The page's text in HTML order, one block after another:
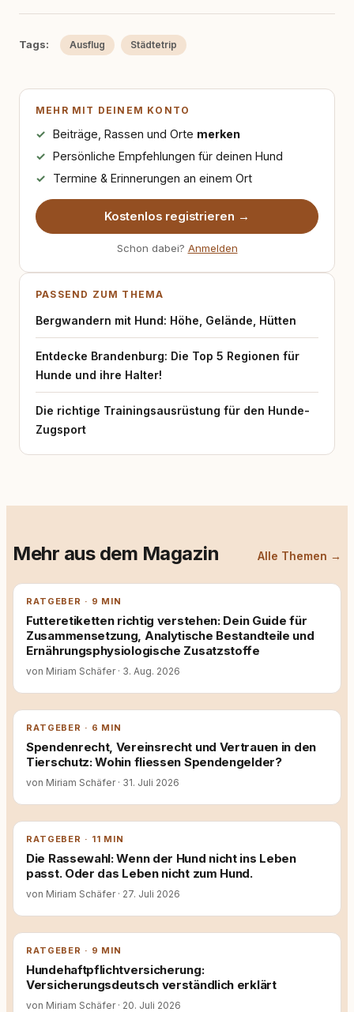
Tags: Ausflug Städtetrip
MEHR MIT DEINEM KONTO
Beiträge, Rassen und Orte merken
Persönliche Empfehlungen für deinen Hund
Termine & Erinnerungen an einem Ort
Kostenlos registrieren →
Schon dabei? Anmelden
PASSEND ZUM THEMA
Bergwandern mit Hund: Höhe, Gelände, Hütten
Entdecke Brandenburg: Die Top 5 Regionen für
Hunde und ihre Halter!
Die richtige Trainingsausrüstung für den Hunde-
Zugsport
Mehr aus dem Magazin Alle Themen →
RATGEBER · 9 MIN
Futteretiketten richtig verstehen: Dein Guide für
Zusammensetzung, Analytische Bestandteile und
Ernährungsphysiologische Zusatzstoffe
von Miriam Schäfer · 3. Aug. 2026
RATGEBER · 6 MIN
Spendenrecht, Vereinsrecht und Vertrauen in den
Tierschutz: Wohin fliessen Spendengelder?
von Miriam Schäfer · 31. Juli 2026
RATGEBER · 11 MIN
Die Rassewahl: Wenn der Hund nicht ins Leben
passt. Oder das Leben nicht zum Hund.
von Miriam Schäfer · 27. Juli 2026
RATGEBER · 9 MIN
Hundehaftpflichtversicherung:
Versicherungsdeutsch verständlich erklärt
von Miriam Schäfer · 20. Juli 2026